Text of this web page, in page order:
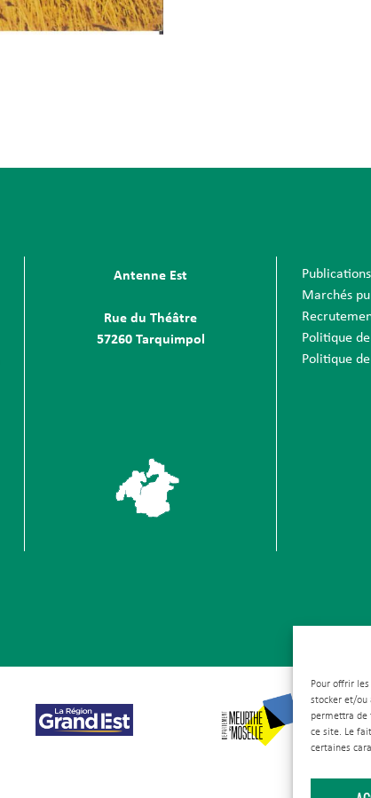
Pour offrir
stocker et/ou
permettra de
ce site. Le
certaines
Antenne Est
Rue du Théâtre
57260 Tarquimpol
Marchés
Politique
Politique